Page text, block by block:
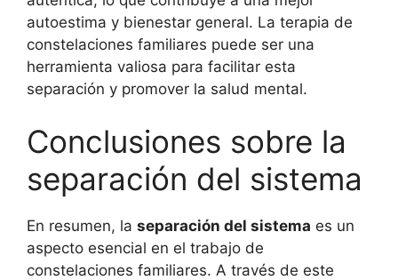
autoestima y bienestar general. La terapia de
constelaciones familiares puede ser una
herramienta valiosa para facilitar esta
separación y promover la salud mental.
Conclusiones sobre la
separación del sistema
En resumen, la separación del sistema es un
aspecto esencial en el trabajo de
constelaciones familiares. A través de este